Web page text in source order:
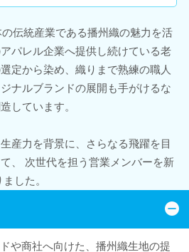
伝統産業である播州織の魅力を活
パレル企業へ提供し続けている老
定から染め、織りまで熟練の職人
ナルブランドの展開も手がけるな
しています。
産力を背景に、さらなる飛躍を目
、 次世代を担う営業メンバーを新
した。
や商社へ向けた、播州織生地の提